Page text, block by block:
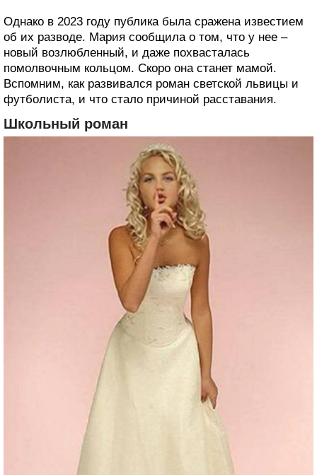
Однако в 2023 году публика была сражена известием
об их разводе. Мария сообщила о том, что у нее –
новый возлюбленный, и даже похвасталась
помолвочным кольцом. Скоро она станет мамой.
Вспомним, как развивался роман светской львицы и
футболиста, и что стало причиной расставания.
Школьный роман